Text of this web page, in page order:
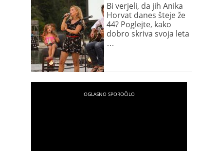
Bi verjeli, da jih Anika
Horvat danes šteje že
44? Poglejte, kako
dobro skriva svoja leta
…